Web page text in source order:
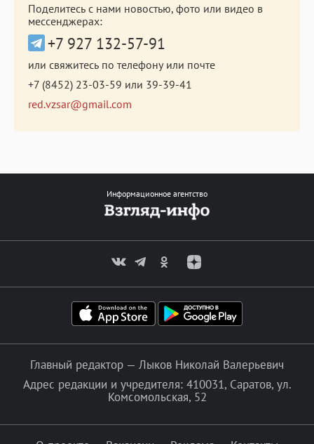
Поделитесь с нами новостью, фото или видео в
мессенджерах:
+7 927 132-57-91
или свяжитесь по телефону или почте
+7 (8452) 23-03-59 или 39-39-41
red.vzsar@gmail.com
Информационное агентство
Главный редактор — Лыков Николай Валерьевич
Адрес редакции и учредителя: 410031, Саратов, ул.
Комсомольская, 52